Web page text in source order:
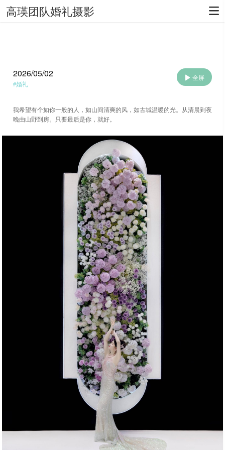
高瑛团队婚礼摄影
全屏
2026/05/02
#婚礼
我希望有个如你一般的人，如山间清爽的风，如古城温暖的光。从清晨到夜
晚由山野到房。只要最后是你，就好。